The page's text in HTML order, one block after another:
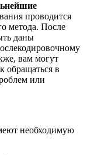
проводится
метода. После
даны
вам могут
обращаться в
или
необходимую